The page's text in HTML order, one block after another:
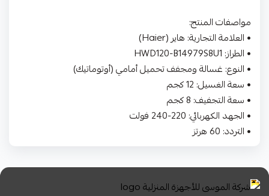
مواصفات المنتج:
• العلامة التجارية: هاير (Haier)
• الطراز: HWD120-B14979S8U1
• النوع: غسالة ومجفف تحميل أمامي (أوتوماتيك)
• سعة الغسيل: 12 كجم
• سعة التجفيف: 8 كجم
• الجهد الكهربائي: 220-240 فولت
• التردد: 60 هرتز